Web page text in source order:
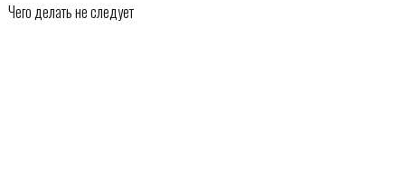
Чего делать не следует